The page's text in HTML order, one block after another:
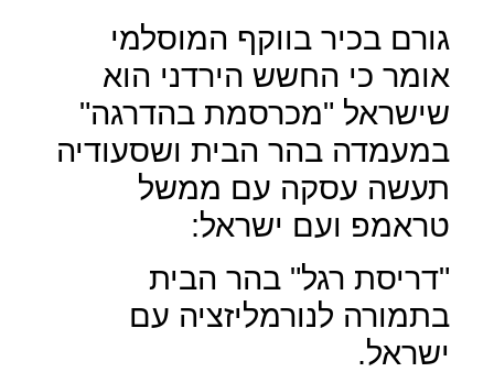
גורם בכיר בווקף המוסלמי
אומר כי החשש הירדני הוא
שישראל "מכרסמת בהדרגה"
במעמדה בהר הבית ושסעודיה
תעשה עסקה עם ממשל
טראמפ ועם ישראל:
"דריסת רגל" בהר הבית
בתמורה לנורמליזציה עם
ישראל.